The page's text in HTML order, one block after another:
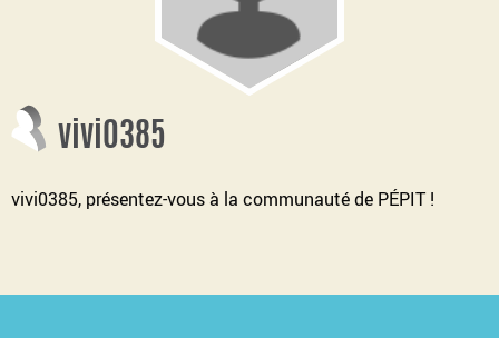
vivi0385
vivi0385, présentez-vous à la communauté de PÉPIT !